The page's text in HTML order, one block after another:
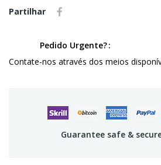
Partilhar
Pedido Urgente?
Contate-nos através dos meios
Guarantee safe &